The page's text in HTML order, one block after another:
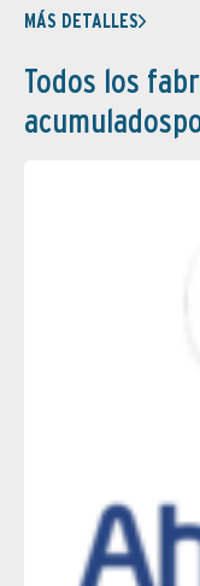
MÁS DETALLES
Todos los